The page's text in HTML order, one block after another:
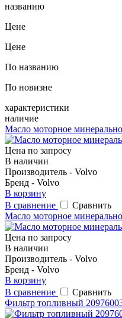
названию
Цене
Цене
По названию
По новизне
характеристики
наличие
Масло моторное
Цена по запросу
В наличии
Производитель - Volvo
Бренд - Volvo
В корзину
В сравнение
Сравнить
Масло моторное
Цена по запросу
В наличии
Производитель - Volvo
Бренд - Volvo
В корзину
В сравнение
Сравнить
Фильтр топливный